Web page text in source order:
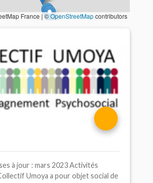
France | ©OpenStreetMapcontributors
à jour : mars 2023 Activités
Umoya a pour objet social de